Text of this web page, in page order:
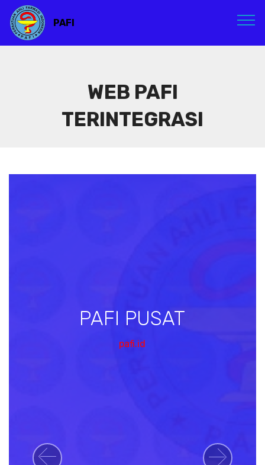
PAFI
WEB PAFI
TERINTEGRASI
PAFI PUSAT
pafi.id